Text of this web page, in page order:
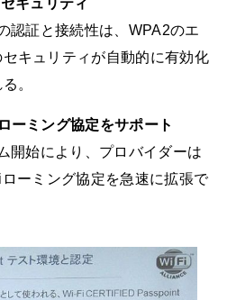
認証と接続性は、WPA2のエ
キュリティが自動的に有効化
。
ーミング協定をサポート
開始により、プロバイダーは
ーミング協定を急速に拡張で